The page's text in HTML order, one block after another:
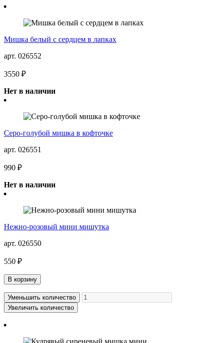
Мишка белый с сердцем в лапках
арт. 026552
3550 ₽
Нет в наличии
Серо-голубой мишка в кофточке
арт. 026551
990 ₽
Нет в наличии
Нежно-розовый мини мишутка
арт. 026550
550 ₽
В корзину
Уменьшить количество
Увеличить количество